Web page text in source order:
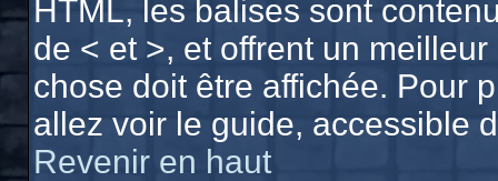
HTML, les balises sont
de < et >, et offrent un
chose doit être affichée. Pour
allez voir le guide, accessible
Revenir en haut